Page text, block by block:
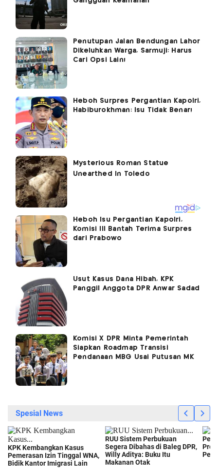
Penutupan Jalan Bendungan Lahor
Dikeluhkan Warga, Sarmuji: Harus
Cari Opsi Lain!
Heboh Surpres Pergantian Kapolri,
Habiburokhman: Isu Tidak Benar!
Heboh Isu Pergantian Kapolri,
Komisi III Bantah Terima Surpres
dari Prabowo
Usut Kasus Dana Hibah, KPK
Panggil Anggota DPR Anwar Sadad
Komisi X DPR Minta Pemerintah
Siapkan Roadmap Transisi
Pendanaan MBG Usai Putusan MK